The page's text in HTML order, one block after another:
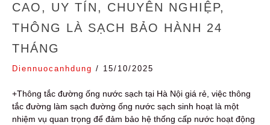
CAO, UY TÍN, CHUYÊN NGHIỆP,
THÔNG LÀ SẠCH BẢO HÀNH 24
THÁNG
Diennuocanhdung / 15/10/2025
+Thông tắc đường ống nước sạch tại Hà Nội giá rẻ, việc thông
tắc đường làm sạch đường ống nước sạch sinh hoạt là một
nhiệm vụ quan trọng để đảm bảo hệ thống cấp nước hoạt động